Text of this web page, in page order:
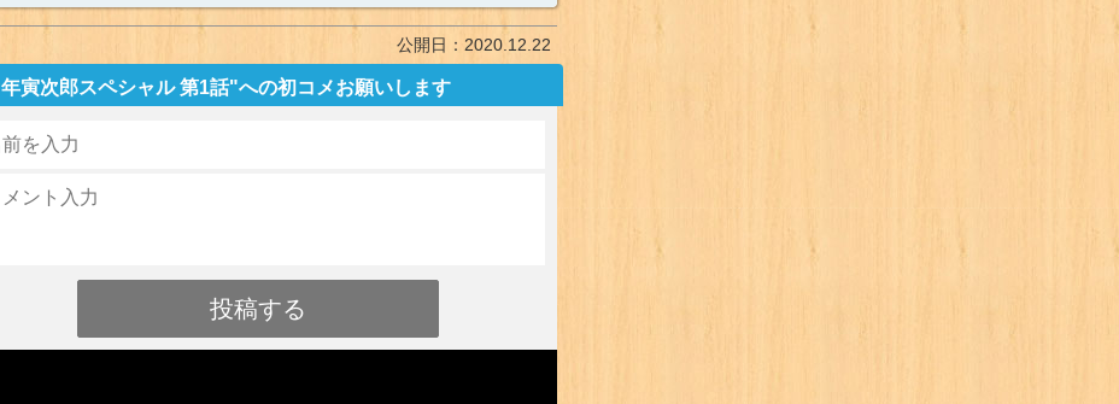
公開日： 2020.12.22
年寅次郎スペシャル 第1話"への初コメお願いします